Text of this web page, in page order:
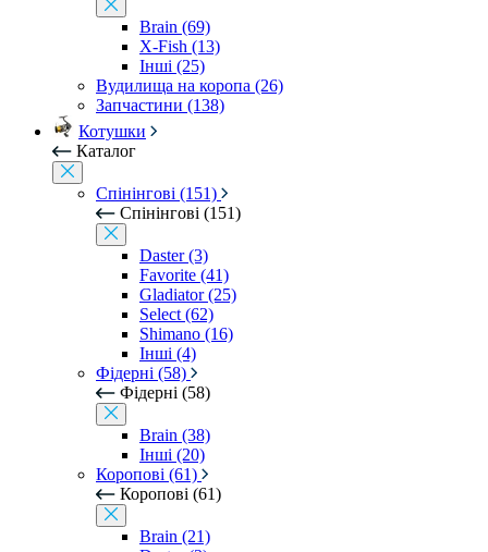
Brain (69)
X-Fish (13)
Інші (25)
Вудилища на коропа (26)
Запчастини (138)
Котушки
Каталог
Спінінгові (151)
Спінінгові (151)
Daster (3)
Favorite (41)
Gladiator (25)
Select (62)
Shimano (16)
Інші (4)
Фідерні (58)
Фідерні (58)
Brain (38)
Інші (20)
Коропові (61)
Коропові (61)
Brain (21)